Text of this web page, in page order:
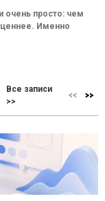
очень просто: чем
ценнее. Именно
Все записи
>>